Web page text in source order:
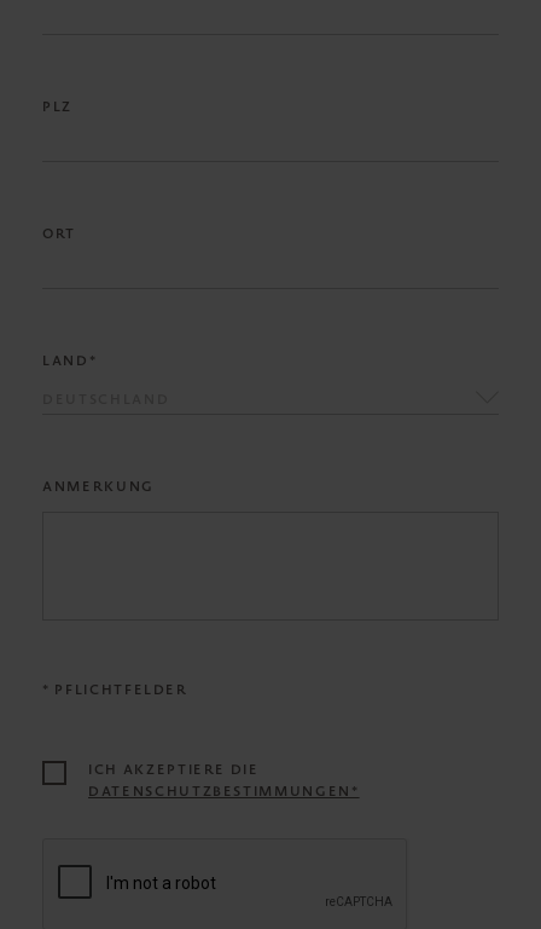
PLZ
ORT
LAND*
ANMERKUNG
* PFLICHTFELDER
ICH AKZEPTIERE DIE
DATENSCHUTZBESTIMMUNGEN*